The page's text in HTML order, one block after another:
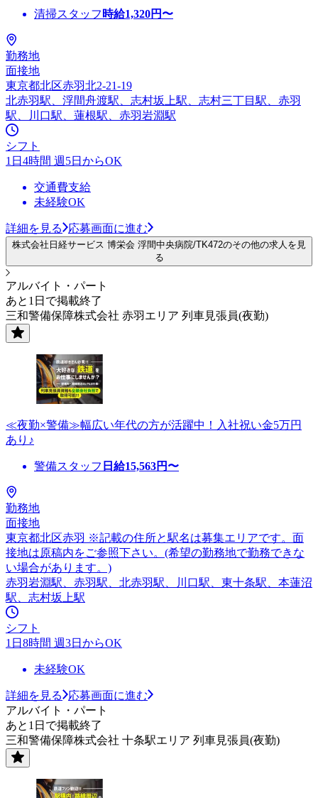
清掃スタッフ 時給1,320円〜
勤務地
面接地
東京都北区赤羽北2-21-19
北赤羽駅、浮間舟渡駅、志村坂上駅、志村三丁目駅、赤羽
駅、川口駅、蓮根駅、赤羽岩淵駅
シフト
1日4時間 週5日からOK
交通費支給
未経験OK
詳細を見る 応募画面に進む
株式会社日経サービス 博栄会 浮間中央病院/TK472のその他の求人を見
る
アルバイト・パート
あと1日で掲載終了
三和警備保障株式会社 赤羽エリア 列車見張員(夜勤)
≪夜勤×警備≫幅広い年代の方が活躍中！入社祝い金5万円
あり♪
警備スタッフ 日給15,563円〜
勤務地
面接地
東京都北区赤羽 ※記載の住所と駅名は募集エリアです。面
接地は原稿内をご参照下さい。(希望の勤務地で勤務できな
い場合があります。)
赤羽岩淵駅、赤羽駅、北赤羽駅、川口駅、東十条駅、本蓮沼
駅、志村坂上駅
シフト
1日8時間 週3日からOK
未経験OK
詳細を見る
応募画面に進む
アルバイト・パート
あと1日で掲載終了
三和警備保障株式会社 十条駅エリア 列車見張員(夜勤)